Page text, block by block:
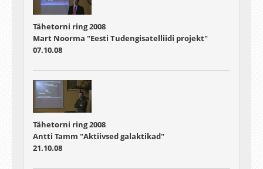
Tähetorni ring 2008
Mart Noorma "Eesti Tudengisatelliidi projekt"
07.10.08
Tähetorni ring 2008
Antti Tamm "Aktiivsed galaktikad"
21.10.08